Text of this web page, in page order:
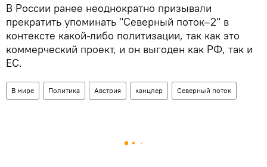
В России ранее неоднократно призывали
прекратить упоминать "Северный поток–2" в
контексте какой-либо политизации, так как это
коммерческий проект, и он выгоден как РФ, так и
ЕС.
В мире Политика Австрия канцлер Северный поток